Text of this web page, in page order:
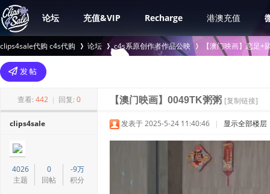
论坛 充值&VIP Recharge 港澳充值
clips4sale代购 c4s代购
>
论坛 c4s系原创作者作品公映
›
【澳门映画】恋足+
查看: 442 | 回复: 0 【澳门映画】0049TK粥粥 [复制链接]
clips4sale
4026
主题
0
回帖
-9万
积分
发表于 2025-5-24 11:40:46 | 显示全部楼层